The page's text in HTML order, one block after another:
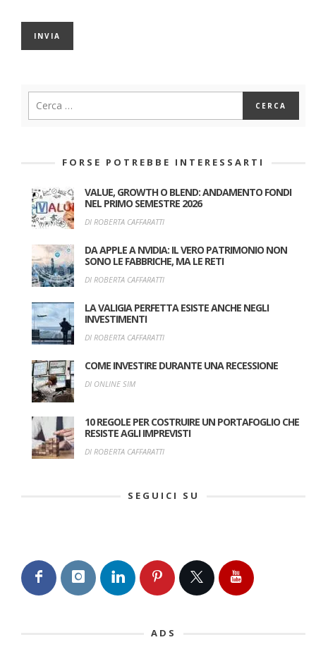
FORSE POTREBBE INTERESSARTI
VALUE, GROWTH O BLEND: ANDAMENTO FONDI
NEL PRIMO SEMESTRE 2026
DI ROBERTA CAFFARATTI
DA APPLE A NVIDIA: IL VERO PATRIMONIO NON
SONO LE FABBRICHE, MA LE RETI
DI ROBERTA CAFFARATTI
LA VALIGIA PERFETTA ESISTE ANCHE NEGLI
INVESTIMENTI
DI ROBERTA CAFFARATTI
COME INVESTIRE DURANTE UNA RECESSIONE
DI ONLINE SIM
10 REGOLE PER COSTRUIRE UN PORTAFOGLIO CHE
RESISTE AGLI IMPREVISTI
DI ROBERTA CAFFARATTI
SEGUICI SU
ADS